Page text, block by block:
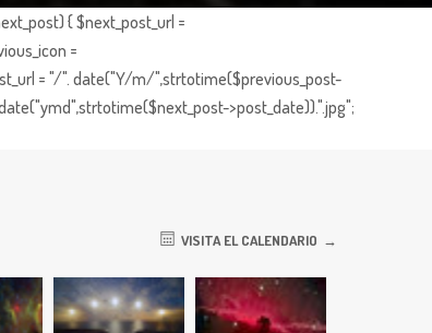
{ $next_post_url =
=
= "/". date("Y/m/",strtotime($previous_post-
>post_date)).".jpg";
VISITA EL CALENDARIO